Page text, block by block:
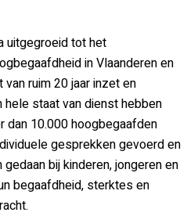
uitgegroeid tot het
in Vlaanderen en
ruim 20 jaar inzet en
staat van dienst hebben
dan 10.000 hoogbegaafden
gesprekken gevoerd en
bij kinderen, jongeren en
begaafdheid, sterktes en